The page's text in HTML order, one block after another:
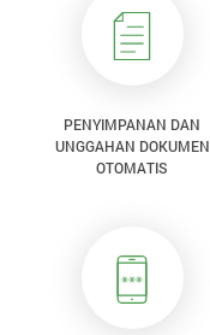
PENYIMPANAN DAN
UNGGAHAN DOKUMEN
OTOMATIS